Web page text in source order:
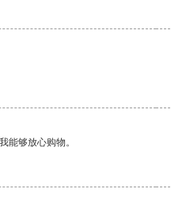
能够放心购物。